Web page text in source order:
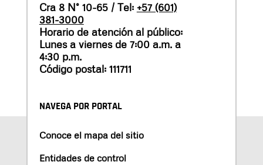
Cra 8 N° 10-65 / Tel: +57 (601)
381-3000
Horario de atención al público:
Lunes a viernes de 7:00 a.m. a
4:30 p.m.
Código postal: 111711
NAVEGA POR PORTAL
Conoce el mapa del sitio
Entidades de control